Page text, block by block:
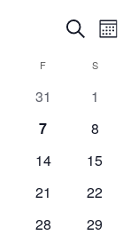
und
Suche
DONNERSTAG
F S
0
31
0
1
0
7
0
8
0
14
0
15
0
21
0
22
0
28
0
29